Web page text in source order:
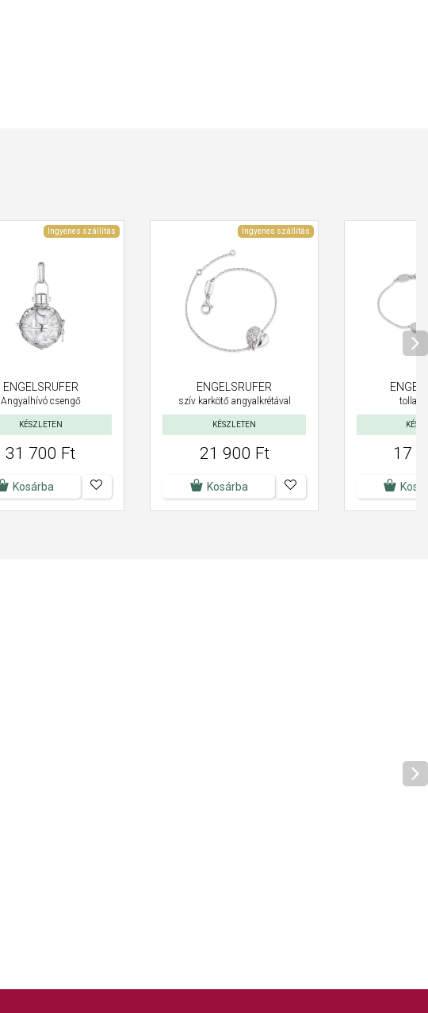
Ingyenes szállítás
ENGELSRUFER
Angyalhívó csengő
KÉSZLETEN
31 700 Ft
Kosárba
Ingyenes szállítás
ENGELSRUFER
szív karkötő angyalkrétával
KÉSZLETEN
21 900 Ft
Kosárba
tollas
17